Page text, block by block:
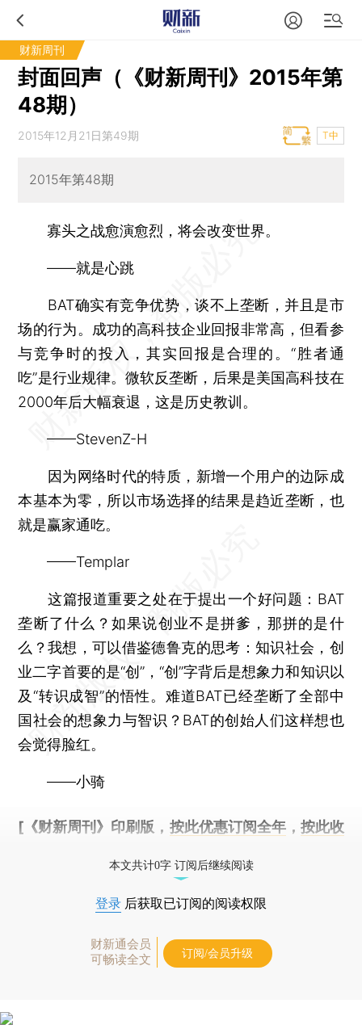
财新周刊
封面回声（《财新周刊》2015年第
48期）
2015年12月21日第49期 T中
2015年第48期
寡头之战愈演愈烈，将会改变世界。
——就是心跳
BAT确实有竞争优势，谈不上垄断，并且是市
场的行为。成功的高科技企业回报非常高，但看参
与竞争时的投入，其实回报是合理的。“胜者通
吃”是行业规律。微软反垄断，后果是美国高科技在
2000年后大幅衰退，这是历史教训。
——StevenZ-H
因为网络时代的特质，新增一个用户的边际成
本基本为零，所以市场选择的结果是趋近垄断，也
就是赢家通吃。
——Templar
这篇报道重要之处在于提出一个好问题：BAT
垄断了什么？如果说创业不是拼爹，那拼的是什
么？我想，可以借鉴德鲁克的思考：知识社会，创
业二字首要的是“创”，“创”字背后是想象力和知识以
及“转识成智”的悟性。难道BAT已经垄断了全部中
国社会的想象力与智识？BAT的创始人们这样想也
会觉得脸红。
——小骑
[《财新周刊》印刷版， 按此优惠订阅全年， 按此收
本文共计0字 订阅后继续阅读
登录 后获取已订阅的阅读权限
财新通会员
可畅读全文
订阅/会员升级